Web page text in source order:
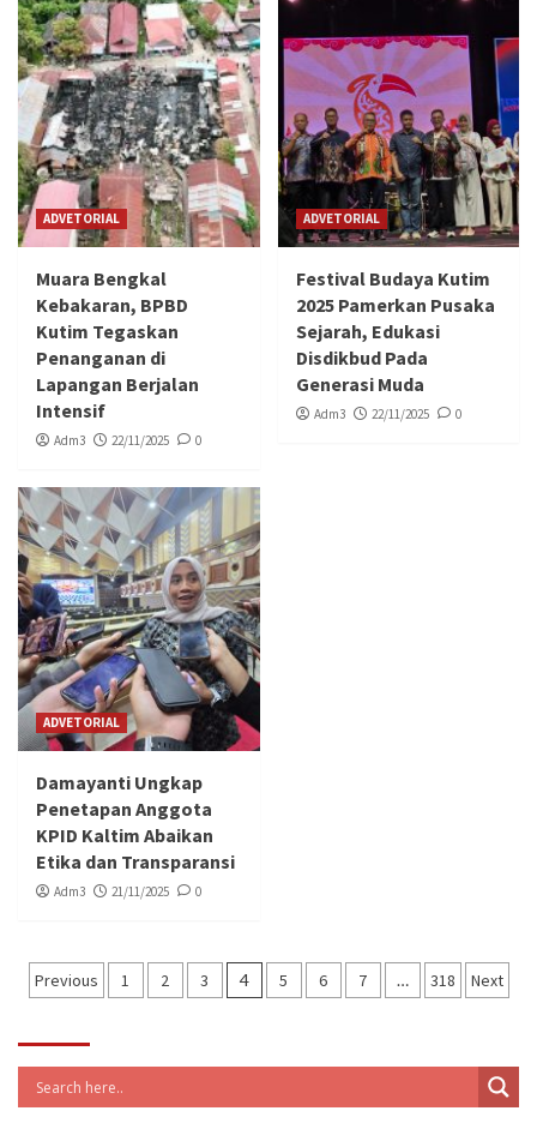
ADVETORIAL
Muara Bengkal
Kebakaran, BPBD
Kutim Tegaskan
Penanganan di
Lapangan Berjalan
Intensif
Adm3 22/11/2025 0
ADVETORIAL
Festival Budaya Kutim
2025 Pamerkan Pusaka
Sejarah, Edukasi
Disdikbud Pada
Generasi Muda
Adm3 22/11/2025 0
ADVETORIAL
Damayanti Ungkap
Penetapan Anggota
KPID Kaltim Abaikan
Etika dan Transparansi
Adm3 21/11/2025 0
Paginasi
Previous 1 2 3 4 5 6 7 … 318 Next